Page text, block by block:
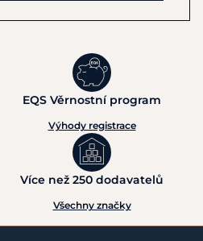
EQS Věrnostní program
Výhody registrace
Více než 250 dodavatelů
Všechny značky